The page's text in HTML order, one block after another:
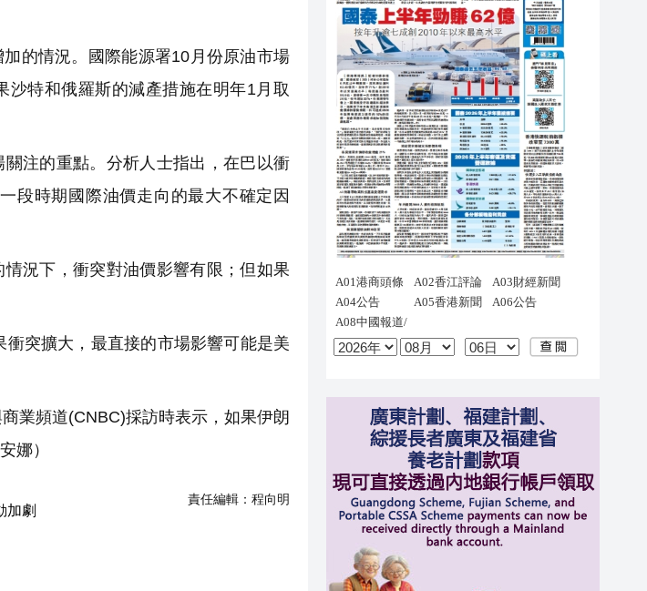
的情況。國際能源署10月份原油市場
沙特和俄羅斯的減產措施在明年1月取
注的重點。分析人士指出，在巴以衝
段時期國際油價走向的最大不確定因
況下，衝突對油價影響有限；但如果
突擴大，最直接的市場影響可能是美
業頻道(CNBC)採訪時表示，如果伊朗
娜）
責任編輯： 程向明